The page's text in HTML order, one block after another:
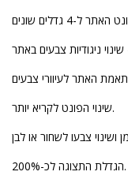
שינוי הפונט לקריא יותר.
הגדלת התצוגה לכ-200%.